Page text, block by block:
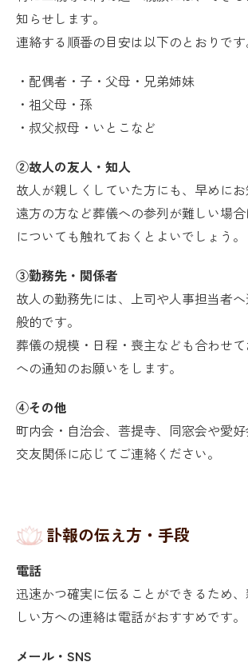
知らせします。
連絡する順番の目安は以下のとおりです
・配偶者・子・父母・兄弟姉妹
・祖父母・孫
・叔父叔母・いとこなど
②故人の友人・知人
故人が親しくしていた方にも、早めにお
遠方の方など葬儀への参列が難しい場
についても触れておくとよいでしょう。
③勤務先・関係者
故人の勤務先には、上司や人事担当者
般的です。
葬儀の規模・日程・喪主なども合わせ
への通知のお願いをします。
④その他
町内会・自治会、菩提寺、同窓会や愛
交友関係に応じてご連絡ください。
訃報の伝え方・手段
電話
迅速かつ確実に伝ることができるため
しい方への連絡は電話がおすすめです。
メール・SNS